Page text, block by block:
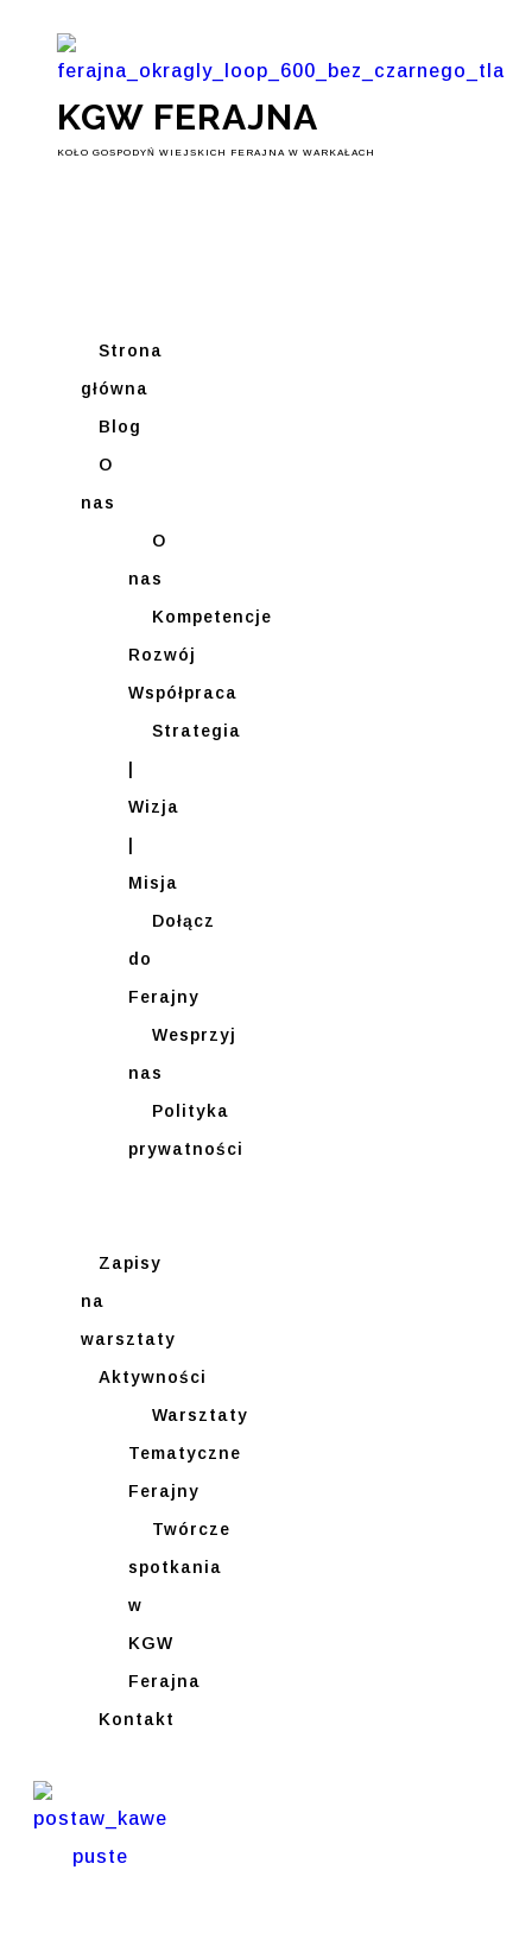
KGW FERAJNA
KOŁO GOSPODYŃ WIEJSKICH FERAJNA W WARKAŁACH
Strona
główna
Blog
O
nas
O
nas
Kompetencje
Rozwój
Współpraca
Strategia
Wizja
Misja
Dołącz
do
Ferajny
Wesprzyj
nas
Polityka
prywatności
Zapisy
na
warsztaty
Aktywności
Warsztaty
Tematyczne
Ferajny
Twórcze
spotkania
w
KGW
Ferajna
Kontakt